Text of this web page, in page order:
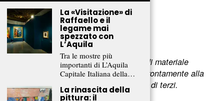
23900 Lecco (LC)
www.fascinointellettuali.it
info[at]fascinointellettuali.it
Per segnalare eventuali errori nell’uso di materiale
scriveteci e provvederemo prontamente alla
rimozione del materiale lesivo dei diritti di terzi.
La «Visitazione» di
Raffaello e il
legame mai
spezzato con
L’Aquila
Tra le mostre più
importanti di L’Aquila
Capitale Italiana della…
La rinascita della
pittura: il